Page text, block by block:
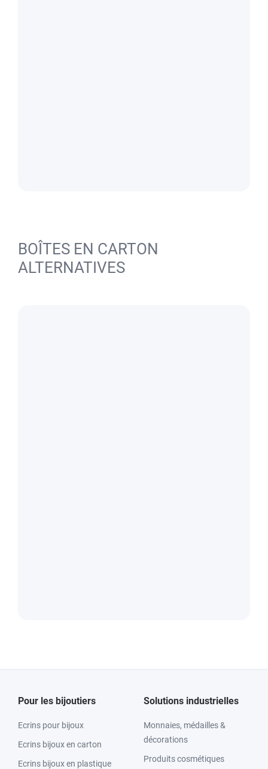
BOÎTES EN CARTON
ALTERNATIVES
Pour les bijoutiers
Ecrins pour bijoux
Ecrins bijoux en carton
Ecrins bijoux en plastique
Solutions industrielles
Monnaies, médailles &
décorations
Produits cosmétiques